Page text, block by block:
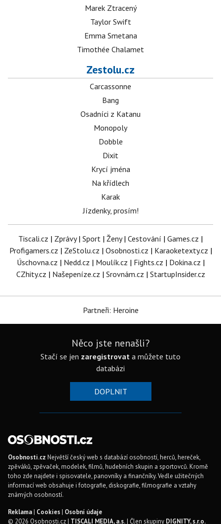
Marek Ztracený
Taylor Swift
Emma Smetana
Timothée Chalamet
Zestolu.cz
Carcassonne
Bang
Osadníci z Katanu
Monopoly
Dobble
Dixit
Krycí jména
Na křídlech
Karak
Jízdenky, prosím!
Tiscali.cz | Zprávy| Sport | Ženy| Cestování | Games.cz |
Profigamers.cz | ZeStolu.cz | Osobnosti.cz | Karaoketexty.cz |
Úschovna.cz | Nedd.cz | Moulík.cz | Fights.cz | Dokina.cz |
CZhity.cz | Našepeníze.cz | Srovnám.cz | StartupInsider.cz
Partneři: Heroine
Něco jste nenašli?
Stačí se jen zaregistrovat a můžete tuto
databázi
DOPLNIT
Osobnosti.cz Největší český web s databází osobností, herců, hereček,
zpěváků, zpěvaček, modelek, filmů, hudebních skupin a sportovců. Kromě
toho zde najdete i spisovatele, panovníky a finančníky. Vedle užitečných
informací web obsahuje i fotografie, diskografie, filmografie a vztahy
známých osobností.
Reklama| Cookies| Osobní údaje
© 2026 Osobnosti.cz | TISCALI MEDIA, a.s.| Člen skupiny DIGNITY, s.r.o.